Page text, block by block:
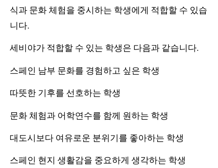
식과 문화 체험을 중시하는 학생에게 적합할 수 있습
니다.
세비야가 적합할 수 있는 학생은 다음과 같습니다.
스페인 남부 문화를 경험하고 싶은 학생
따뜻한 기후를 선호하는 학생
문화 체험과 어학연수를 함께 원하는 학생
대도시보다 여유로운 분위기를 좋아하는 학생
스페인 현지 생활감을 중요하게 생각하는 학생